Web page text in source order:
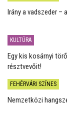
Irány a vadszeder –
KULTÚRA
Egy kis kosárnyi
résztvevőit!
FEHÉRVÁRI SZÍNES
Nemzetközi